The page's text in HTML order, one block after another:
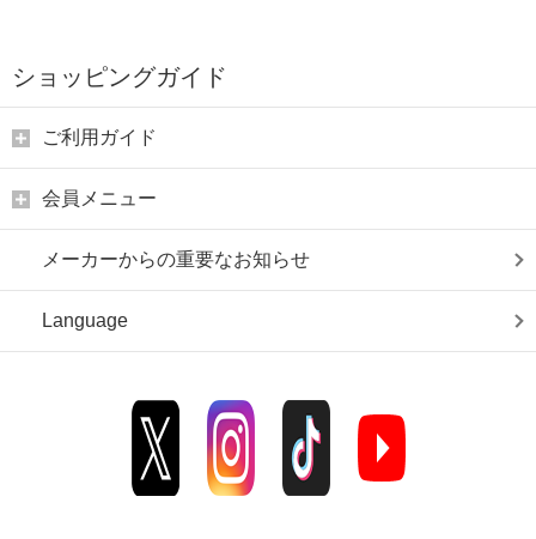
ショッピングガイド
ご利用ガイド
会員メニュー
メーカーからの重要なお知らせ
Language